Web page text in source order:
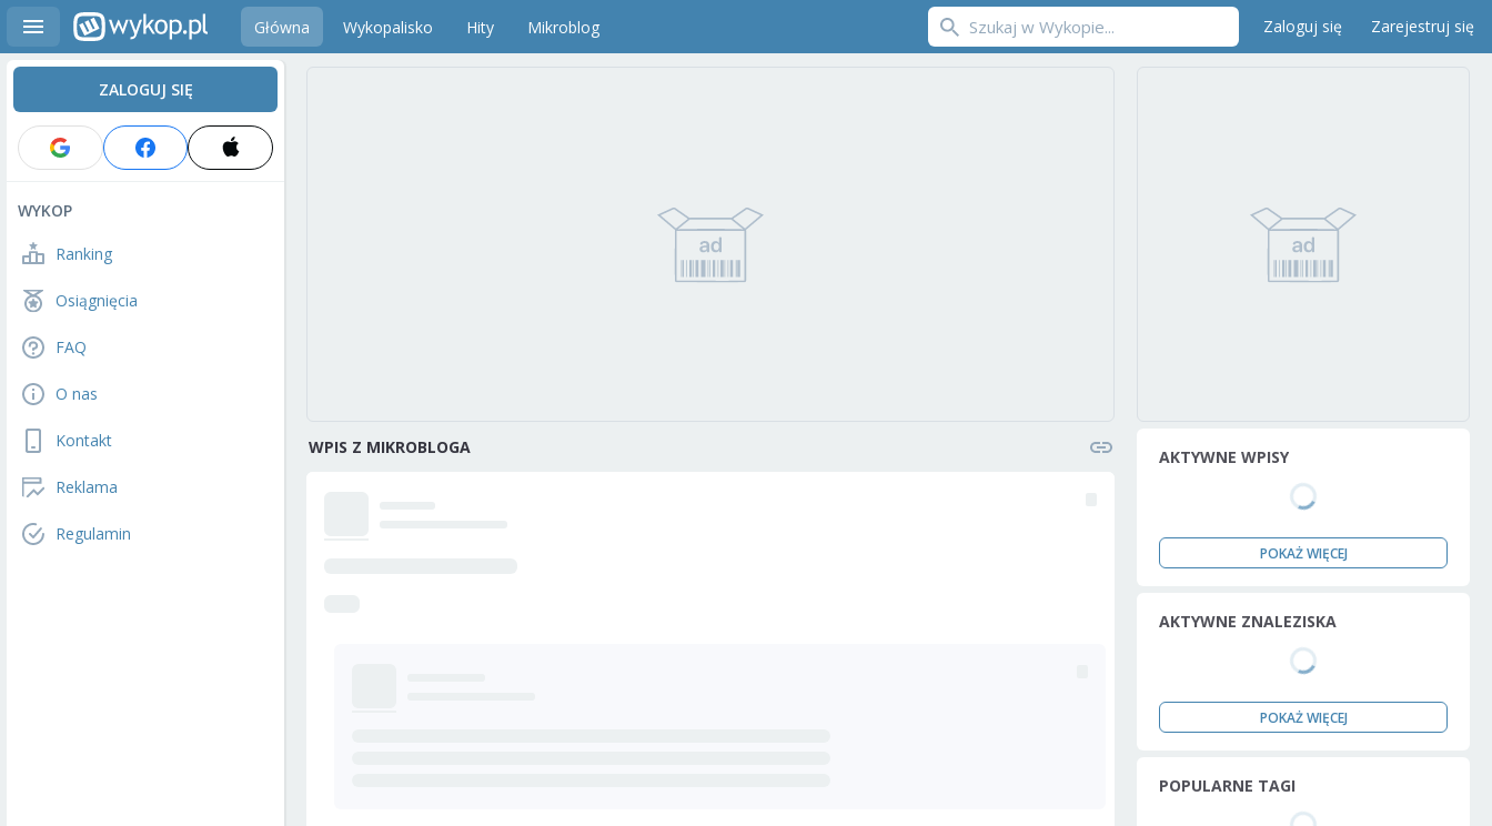
Główna Wykopalisko Hity Mikroblog Zaloguj się Zarejestruj się
ZALOGUJ SIĘ
WYKOP
Ranking
Osiągnięcia
FAQ
O nas
Kontakt
Reklama
Regulamin
WPIS Z MIKROBLOGA AKTYWNE WPISY
POKAŻ WIĘCEJ
AKTYWNE ZNALEZISKA
POKAŻ WIĘCEJ
POPULARNE TAGI